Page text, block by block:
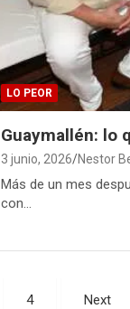
LO PEOR
Guaymallén: lo
3 junio, 2026 Nestor
Más de un mes
con…
4 Next